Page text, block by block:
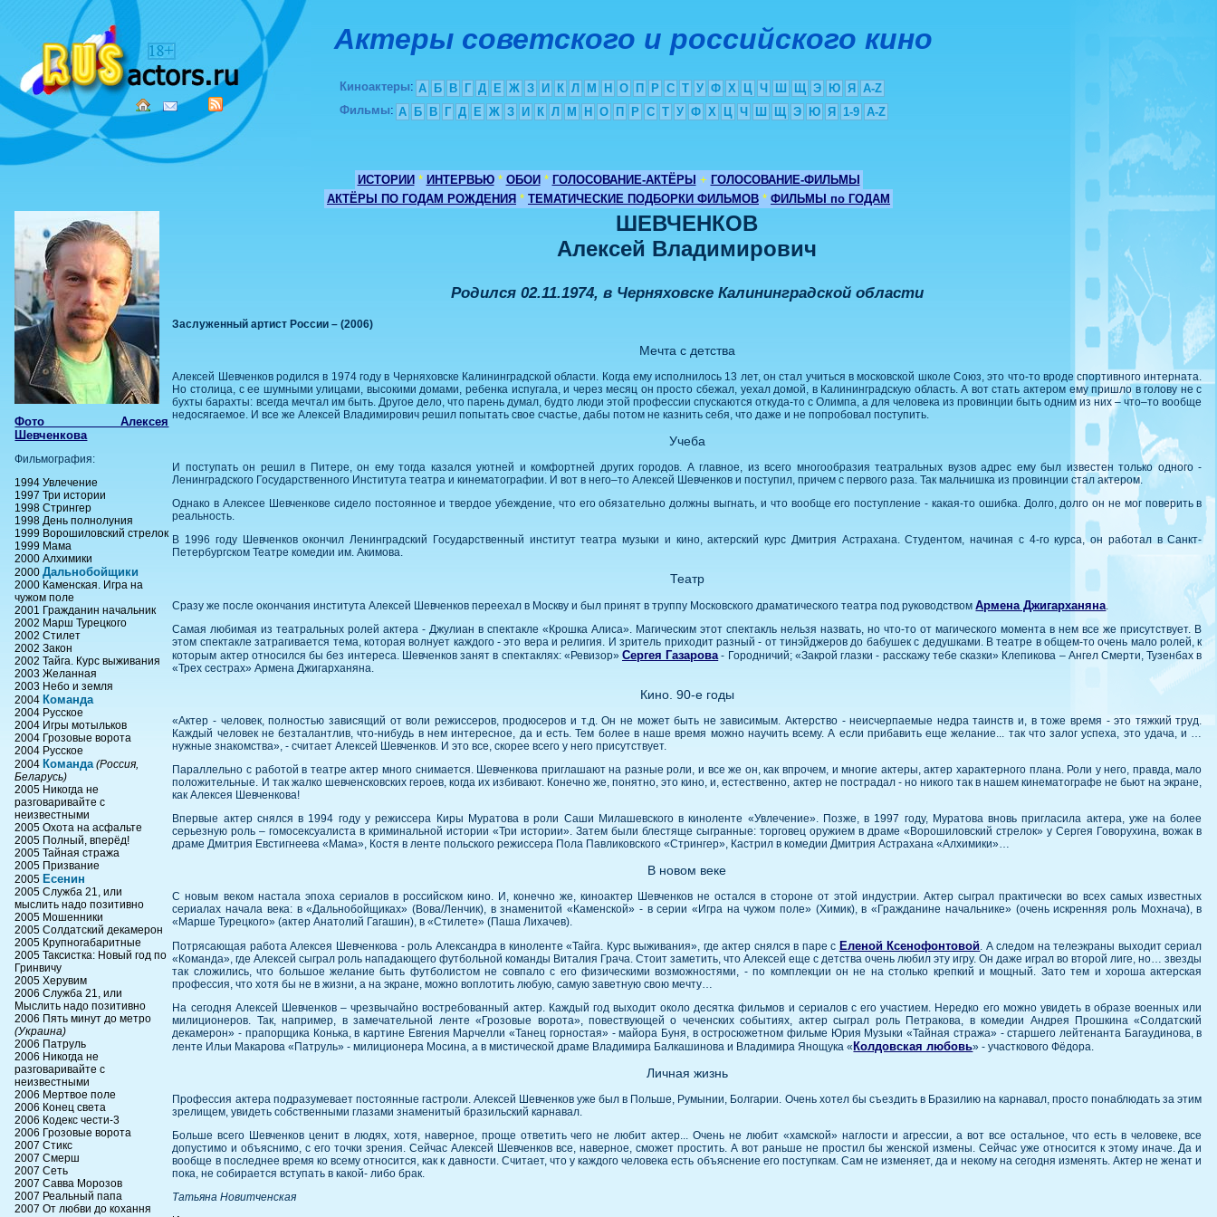
Актеры советского и российского кино
Киноактеры: А Б В Г Д Е Ж З И К Л М Н О П Р С Т У Ф Х Ц Ч Ш Щ Э Ю Я
A-Z
Фильмы: А Б В Г Д Е Ж З И К Л М Н О П Р С Т У Ф Х Ц Ч Ш Щ Э Ю Я 1-9 A-Z
ИСТОРИИ * ИНТЕРВЬЮ * ОБОИ * ГОЛОСОВАНИЕ-АКТЁРЫ + ГОЛОСОВАНИЕ-ФИЛЬМЫ
АКТЁРЫ ПО ГОДАМ РОЖДЕНИЯ * ТЕМАТИЧЕСКИЕ ПОДБОРКИ ФИЛЬМОВ * ФИЛЬМЫ по ГОДАМ
Фото Алексея
Шевченкова
Фильмография:
1994 Увлечение
1997 Три истории
1998 Стрингер
1998 День полнолуния
1999 Ворошиловский стрелок
1999 Мама
2000 Алхимики
2000Дальнобойщики
2000 Каменская. Игра на
чужом поле
2001 Гражданин начальник
2002 Марш Турецкого
2002 Стилет
2002 Закон
2002 Тайга. Курс выживания
2003 Желанная
2003 Небо и земля
2004 Команда
2004 Русское
2004 Игры мотыльков
2004 Грозовые ворота
2004 Русское
2004 Команда (Россия,
Беларусь)
2005 Никогда не
разговаривайте с
неизвестными
2005 Охота на асфальте
2005 Полный, вперёд!
2005 Тайная стража
2005 Призвание
2005 Есенин
2005 Служба 21, или
мыслить надо позитивно
2005 Мошенники
2005 Солдатский декамерон
2005 Крупногабаритные
2005 Таксистка: Новый год по
Гринвичу
2005 Херувим
2006 Служба 21, или
Мыслить надо позитивно
2006 Пять минут до метро
(Украина)
2006 Патруль
2006 Никогда не
разговаривайте с
неизвестными
2006 Мертвое поле
2006 Конец света
2006 Кодекс чести-3
2006 Грозовые ворота
2007 Стикс
2007 Смерш
2007 Сеть
2007 Савва Морозов
2007 Реальный папа
2007 От любви до кохання
ШЕВЧЕНКОВ
Алексей Владимирович
Родился 02.11.1974, в Черняховске Калининградской области
Заслуженный артист России – (2006)
Мечта с детства
Алексей Шевченков родился в 1974 году в Черняховске Калининградской области. Когда ему исполнилось 13 лет, он стал учиться в московской школе Союз, это что-то вроде спортивного интерната.
Но столица, с ее шумными улицами, высокими домами, ребенка испугала, и через месяц он просто сбежал, уехал домой, в Калининградскую область. А вот стать актером ему пришло в голову не с
бухты барахты: всегда мечтал им быть. Другое дело, что парень думал, будто люди этой профессии спускаются откуда-то с Олимпа, а для человека из провинции быть одним из них – что–то вообще
недосягаемое. И все же Алексей Владимирович решил попытать свое счастье, дабы потом не казнить себя, что даже и не попробовал поступить.
Учеба
И поступать он решил в Питере, он ему тогда казался уютней и комфортней других городов. А главное, из всего многообразия театральных вузов адрес ему был известен только одного -
Ленинградского Государственного Института театра и кинематографии. И вот в него–то Алексей Шевченков и поступил, причем с первого раза. Так мальчишка из провинции стал актером.
Однако в Алексее Шевченкове сидело постоянное и твердое убеждение, что его обязательно должны выгнать, и что вообще его поступление - какая-то ошибка. Долго, долго он не мог поверить в
реальность.
В 1996 году Шевченков окончил Ленинградский Государственный институт театра музыки и кино, актерский курс Дмитрия Астрахана. Студентом, начиная с 4-го курса, он работал в Санкт-
Петербургском Театре комедии им. Акимова.
Театр
Сразу же после окончания института Алексей Шевченков переехал в Москву и был принят в труппу Московского драматического театра под руководствомАрмена Джигарханяна.
Самая любимая из театральных ролей актера - Джулиан в спектакле «Крошка Алиса». Магическим этот спектакль нельзя назвать, но что-то от магического момента в нем все же присутствует. В
этом спектакле затрагивается тема, которая волнует каждого - это вера и религия. И зритель приходит разный - от тинэйджеров до бабушек с дедушками. В театре в общем-то очень мало ролей, к
которым актер относился бы без интереса. Шевченков занят в спектаклях: «Ревизор» Сергея Газарова- Городничий; «Закрой глазки - расскажу тебе сказки» Клепикова – Ангел Смерти, Тузенбах в
«Трех сестрах» Армена Джигарханяна.
Кино. 90-е годы
«Актер - человек, полностью зависящий от воли режиссеров, продюсеров и т.д. Он не может быть не зависимым. Актерство - неисчерпаемые недра таинств и, в тоже время - это тяжкий труд.
Каждый человек не безталантлив, что-нибудь в нем интересное, да и есть. Тем более в наше время можно научить всему. А если прибавить еще желание... так что залог успеха, это удача, и …
нужные знакомства», - считает Алексей Шевченков. И это все, скорее всего у него присутствует.
Параллельно с работой в театре актер много снимается. Шевченкова приглашают на разные роли, и все же он, как впрочем, и многие актеры, актер характерного плана. Роли у него, правда, мало
положительные. И так жалко шевченсковских героев, когда их избивают. Конечно же, понятно, это кино, и, естественно, актер не пострадал - но никого так в нашем кинематографе не бьют на экране,
как Алексея Шевченкова!
Впервые актер снялся в 1994 году у режиссера Киры Муратова в роли Саши Милашевского в киноленте «Увлечение». Позже, в 1997 году, Муратова вновь пригласила актера, уже на более
серьезную роль – гомосексуалиста в криминальной истории «Три истории». Затем были блестяще сыгранные: торговец оружием в драме «Ворошиловский стрелок» у Сергея Говорухина, вожак в
драме Дмитрия Евстигнеева «Мама», Костя в ленте польского режиссера Пола Павликовского «Стрингер», Кастрил в комедии Дмитрия Астрахана «Алхимики»…
В новом веке
С новым веком настала эпоха сериалов в российском кино. И, конечно же, киноактер Шевченков не остался в стороне от этой индустрии. Актер сыграл практически во всех самых известных
сериалах начала века: в «Дальнобойщиках» (Вова/Ленчик), в знаменитой «Каменской» - в серии «Игра на чужом поле» (Химик), в «Гражданине начальнике» (очень искренняя роль Мохнача), в
«Марше Турецкого» (актер Анатолий Гагашин), в «Стилете» (Паша Лихачев).
Потрясающая работа Алексея Шевченкова - роль Александра в киноленте «Тайга. Курс выживания», где актер снялся в паре с Еленой Ксенофонтовой. А следом на телеэкраны выходит сериал
«Команда», где Алексей сыграл роль нападающего футбольной команды Виталия Грача. Стоит заметить, что Алексей еще с детства очень любил эту игру. Он даже играл во второй лиге, но… звезды
так сложились, что большое желание быть футболистом не совпало с его физическими возможностями, - по комплекции он не на столько крепкий и мощный. Зато тем и хороша актерская
профессия, что хотя бы не в жизни, а на экране, можно воплотить любую, самую заветную свою мечту…
На сегодня Алексей Шевченков – чрезвычайно востребованный актер. Каждый год выходит около десятка фильмов и сериалов с его участием. Нередко его можно увидеть в образе военных или
милиционеров. Так, например, в замечательной ленте «Грозовые ворота», повествующей о чеченских событиях, актер сыграл роль Петракова, в комедии Андрея Прошкина «Солдатский
декамерон» - прапорщика Конька, в картине Евгения Марчелли «Танец горностая» - майора Буня, в остросюжетном фильме Юрия Музыки «Тайная стража» - старшего лейтенанта Багаудинова, в
ленте Ильи Макарова «Патруль» - милиционера Мосина, а в мистической драме Владимира Балкашинова и Владимира Янощука « Колдовская любовь» - участкового Фёдора.
Личная жизнь
Профессия актера подразумевает постоянные гастроли. Алексей Шевченков уже был в Польше, Румынии, Болгарии. Очень хотел бы съездить в Бразилию на карнавал, просто понаблюдать за этим
зрелищем, увидеть собственными глазами знаменитый бразильский карнавал.
Больше всего Шевченков ценит в людях, хотя, наверное, проще ответить чего не любит актер... Очень не любит «хамской» наглости и агрессии, а вот все остальное, что есть в человеке, все
допустимо и объяснимо, с его точки зрения. Сейчас Алексей Шевченков все, наверное, сможет простить. А вот раньше не простил бы женской измены. Сейчас уже относится к этому иначе. Да и
вообще в последнее время ко всему относится, как к давности. Считает, что у каждого человека есть объяснение его поступкам. Сам не изменяет, да и некому на сегодня изменять. Актер не женат и
пока, не собирается вступать в какой- либо брак.
Татьяна Новитченская